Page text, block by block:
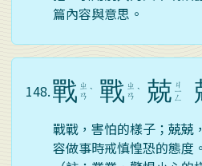
篇內容與意思。
148.戰 ㄓ
ㄢ ˋ 戰 ㄓ
ㄢ ˋ 兢 ㄐ
ㄧ
ㄥ
戰戰，害怕的樣子；兢兢
容做事時戒慎惶恐的態度